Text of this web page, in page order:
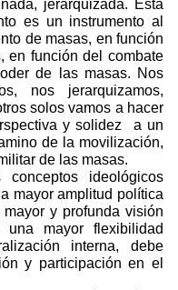
jerarquizada. Esta
es un instrumento al
de masas, en función
en función del combate
de las masas. Nos
nos jerarquizamos,
solos vamos a hacer
y solidez
a un
de la movilización,
de las masas.
ideológicos
mayor amplitud política
y profunda visión
una mayor flexibilidad
interna, debe
y participación en el